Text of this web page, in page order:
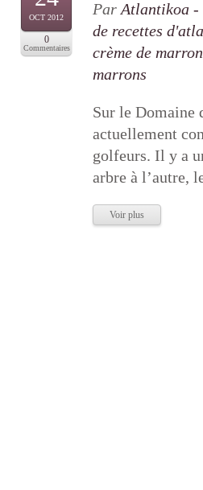
Par Atlantikoa -
de recettes
crème de
marrons
OCT 2012
0
Commentaires
Sur le Domaine
actuellement
golfeurs. Il y a
arbre à l’autre,
Voir plus